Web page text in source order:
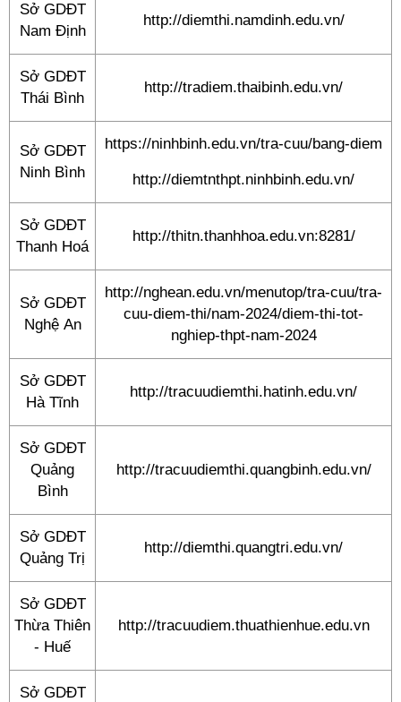
Sở GDĐT
Nam Định
http://diemthi.namdinh.edu.vn/
Sở GDĐT
Thái Bình
http://tradiem.thaibinh.edu.vn/
Sở GDĐT
Ninh Bình
https://ninhbinh.edu.vn/tra-cuu/bang-diem
http://diemtnthpt.ninhbinh.edu.vn/
Sở GDĐT
Thanh Hoá
http://thitn.thanhhoa.edu.vn:8281/
Sở GDĐT
Nghệ An
http://nghean.edu.vn/menutop/tra-cuu/tra-
cuu-diem-thi/nam-2024/diem-thi-tot-
nghiep-thpt-nam-2024
Sở GDĐT
Hà Tĩnh
http://tracuudiemthi.hatinh.edu.vn/
Sở GDĐT
Quảng
Bình
http://tracuudiemthi.quangbinh.edu.vn/
Sở GDĐT
Quảng Trị
http://diemthi.quangtri.edu.vn/
Sở GDĐT
Thừa Thiên
- Huế
http://tracuudiem.thuathienhue.edu.vn
Sở GDĐT